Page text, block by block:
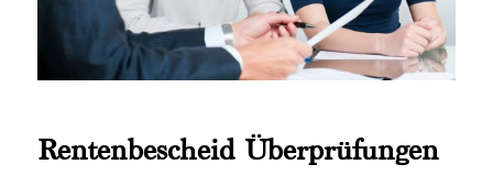
Rentenbescheid Überprüfungen